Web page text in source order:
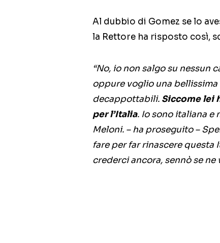
Al dubbio di Gomez se lo
la Rettore ha risposto così,
“No, io non salgo su nessun
oppure voglio una
decappottabili. Siccome lei
per l’Italia. Io sono italiana e
Meloni. – ha proseguito –
fare per far rinascere
crederci ancora, sennò se